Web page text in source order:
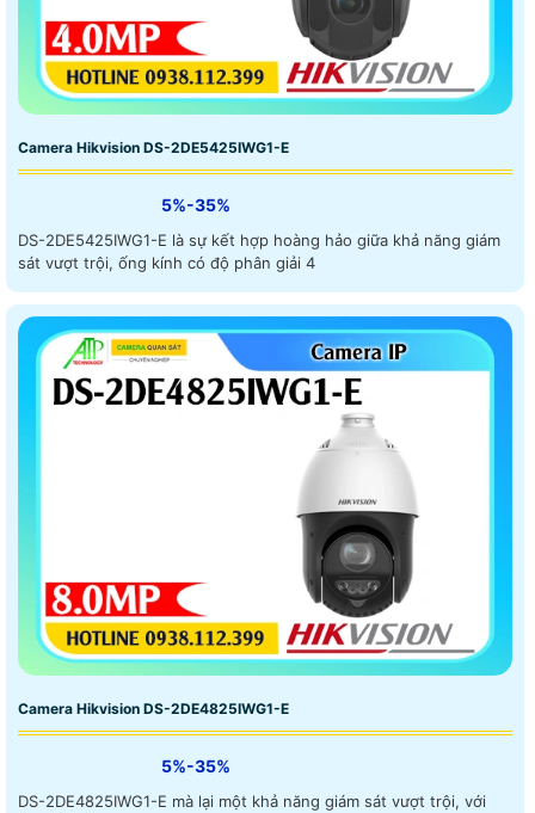
Camera Hikvision DS-2DE5425IWG1-E
5%-35%
DS-2DE5425IWG1-E là sự kết hợp hoàng hảo giữa khả năng giám
sát vượt trội, ống kính có độ phân giải 4
Camera Hikvision DS-2DE4825IWG1-E
5%-35%
DS-2DE4825IWG1-E mà lại một khả năng giám sát vượt trội, với